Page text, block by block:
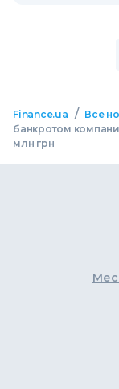
Finance.ua / Все
банкротом
млн грн